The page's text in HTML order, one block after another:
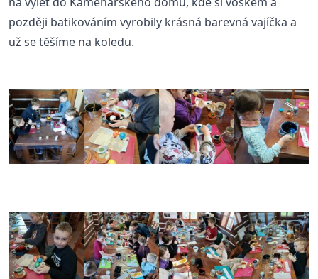
později batikováním vyrobily krásná barevná vajíčka a
už se těšíme na koledu.